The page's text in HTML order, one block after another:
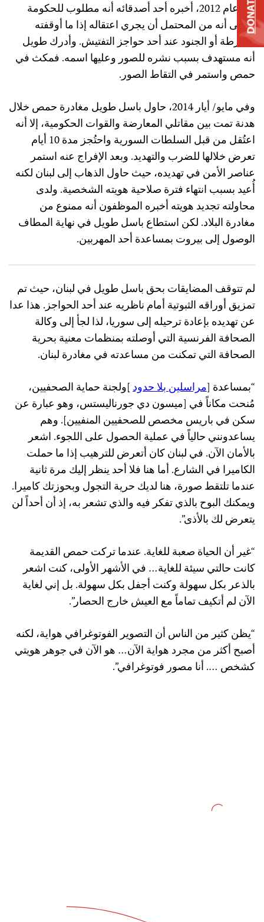
في عام 2012، أخبره أحد أصدقائه أنه مطلوب للحكومة
بمعنى أنه من المحتمل أن يجري اعتقاله إذا ما أوقفته
الشرطة أو الجنود عند أحد حواجز التفتيش. وأدرك طويل
أنه مستهدف بسبب نشره للصور وعليها اسمه. فمكث في
حمص واستمر في التقاط الصور.
وفي مايو/ أيار 2014، حاول باسل طويل مغادرة حمص خلال
هدنة تمت بين مقاتلي المعارضة والقوات الحكومية، إلا أنه
اعتُقل من قبل السلطات السورية واحتُجز مدة 10 أيام
تعرض خلالها للضرب والتهديد. وبعد الإفراج عنه استمر
عناصر الأمن في تهديده، حيث حاول الذهاب إلى لبنان لكنه
أُعيد بسبب انتهاء فترة صلاحية هويته الشخصية. ولدى
محاولته تجديد هويته أخبره الموظفون أنه ممنوع من
مغادرة البلاد. لكن استطاع باسل طويل في نهاية المطاف
الوصول إلى بيروت بمساعدة أحد المهربين.
لم تتوقف المضايقات بحق باسل طويل في لبنان، حيث تم
تمزيق أوراقه الثبوتية أمام ناظريه عند أحد الحواجز. هذا عدا
عن تهديده بإعادة ترحيله إلى سوريا، لذا لجأ إلى وكالة
الصحافة الفرنسية التي أوصلته بمنظمات معنية بحرية
الصحافة التي تمكنت من مساعدته في مغادرة لبنان.
“بمساعدة [مراسلين بلا حدود]ولجنة حماية الصحفيين،
مُنحت مكاناً في [ميسون دي جورناليستس، وهو عبارة عن
سكن في باريس مخصص للصحفيين المنفيين]. وهم
يساعدونني حالياً في عملية الحصول على اللجوء. اشعر
بالأمان الآن. في لبنان كان أتعرض للترهيب إذا ما حملت
الكاميرا في الشارع. أما هنا فلا أحد ينظر إليك مرة ثانية
عندما تلتقط صورة، هنا لديك حرية التجول وبحوزتك كاميرا.
ويمكنك البوح بالذي تفكر فيه والذي تشعر به، إذ أن أحداً لن
يتعرض لك بالأذى”.
“غير أن الحياة صعبة للغاية. عندما تركت حمص القديمة
كانت حالتي سيئة للغاية… في الأشهر الأولى، كنت اشعر
بالذعر بكل سهولة وكنت أجفل بكل سهولة. بل إني لغاية
الآن لم أتكيف تماماً مع العيش خارج الحصار”.
“يظن كثير من الناس أن التصوير الفوتوغرافي هواية، لكنه
أصبح أكثر من مجرد هواية الآن… هو الآن في جوهر هويتي
كشخص …. أنا مصور فوتوغرافي”.
DONATE